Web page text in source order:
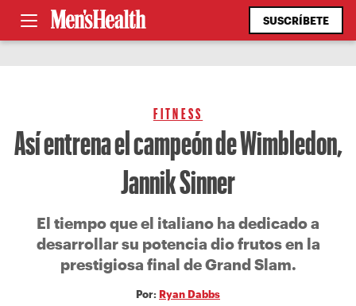
SUSCRÍBETE
FITNESS
Así entrena el campeón de Wimbledon,
Jannik Sinner
El tiempo que el italiano ha dedicado a
desarrollar su potencia dio frutos en la
prestigiosa final de Grand Slam.
Por: Ryan Dabbs